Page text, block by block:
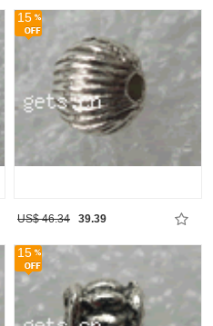
15
US$ 46.34 39.39
15